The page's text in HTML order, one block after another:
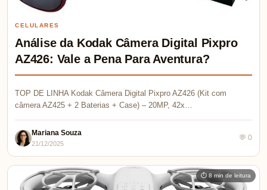
CELULARES
Análise da Kodak Câmera Digital Pixpro
AZ426: Vale a Pena Para Aventura?
TOP DE LINHA Kodak Câmera Digital Pixpro AZ426 (Kit com
câmera AZ425 + 2 Baterias + Case) – 20MP, 42x…
Mariana Souza
21/12/2025
💬 0
⏱ 8 min de leitura